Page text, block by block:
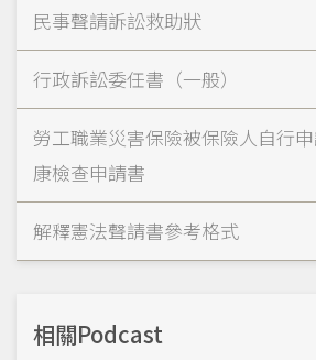
民事聲請訴訟救助狀
行政訴訟委任書（一般）
勞工職業災害保險被保險人自行
康檢查申請書
解釋憲法聲請書參考格式
相關Podcast